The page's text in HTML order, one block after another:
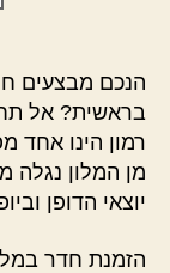
הנכם מבצעים
בראשית? אל
רמון הינו אחד
מן המלון נגלה
יוצאי הדופן
הזמנת חדר